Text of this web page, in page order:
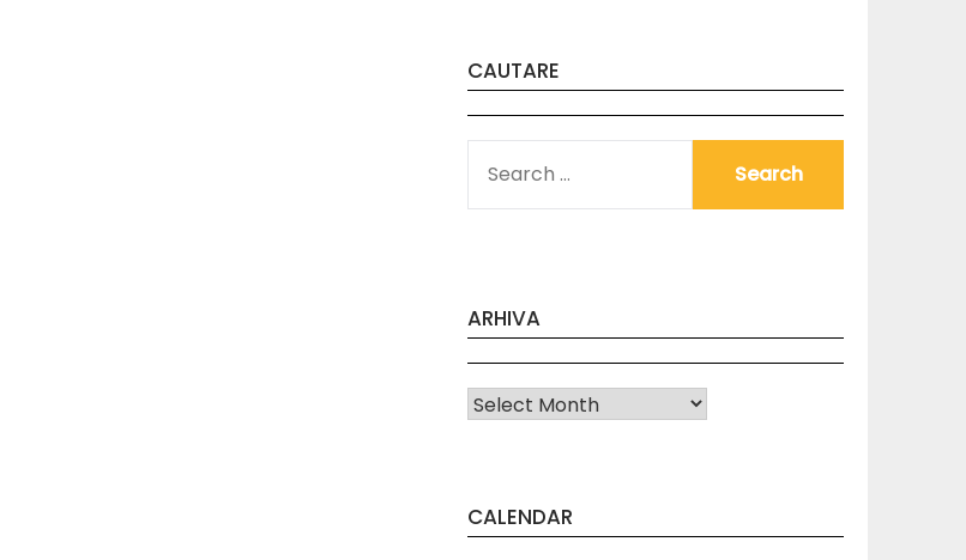
CAUTARE
FOR:
ARHIVA
Arhiva
CALENDAR